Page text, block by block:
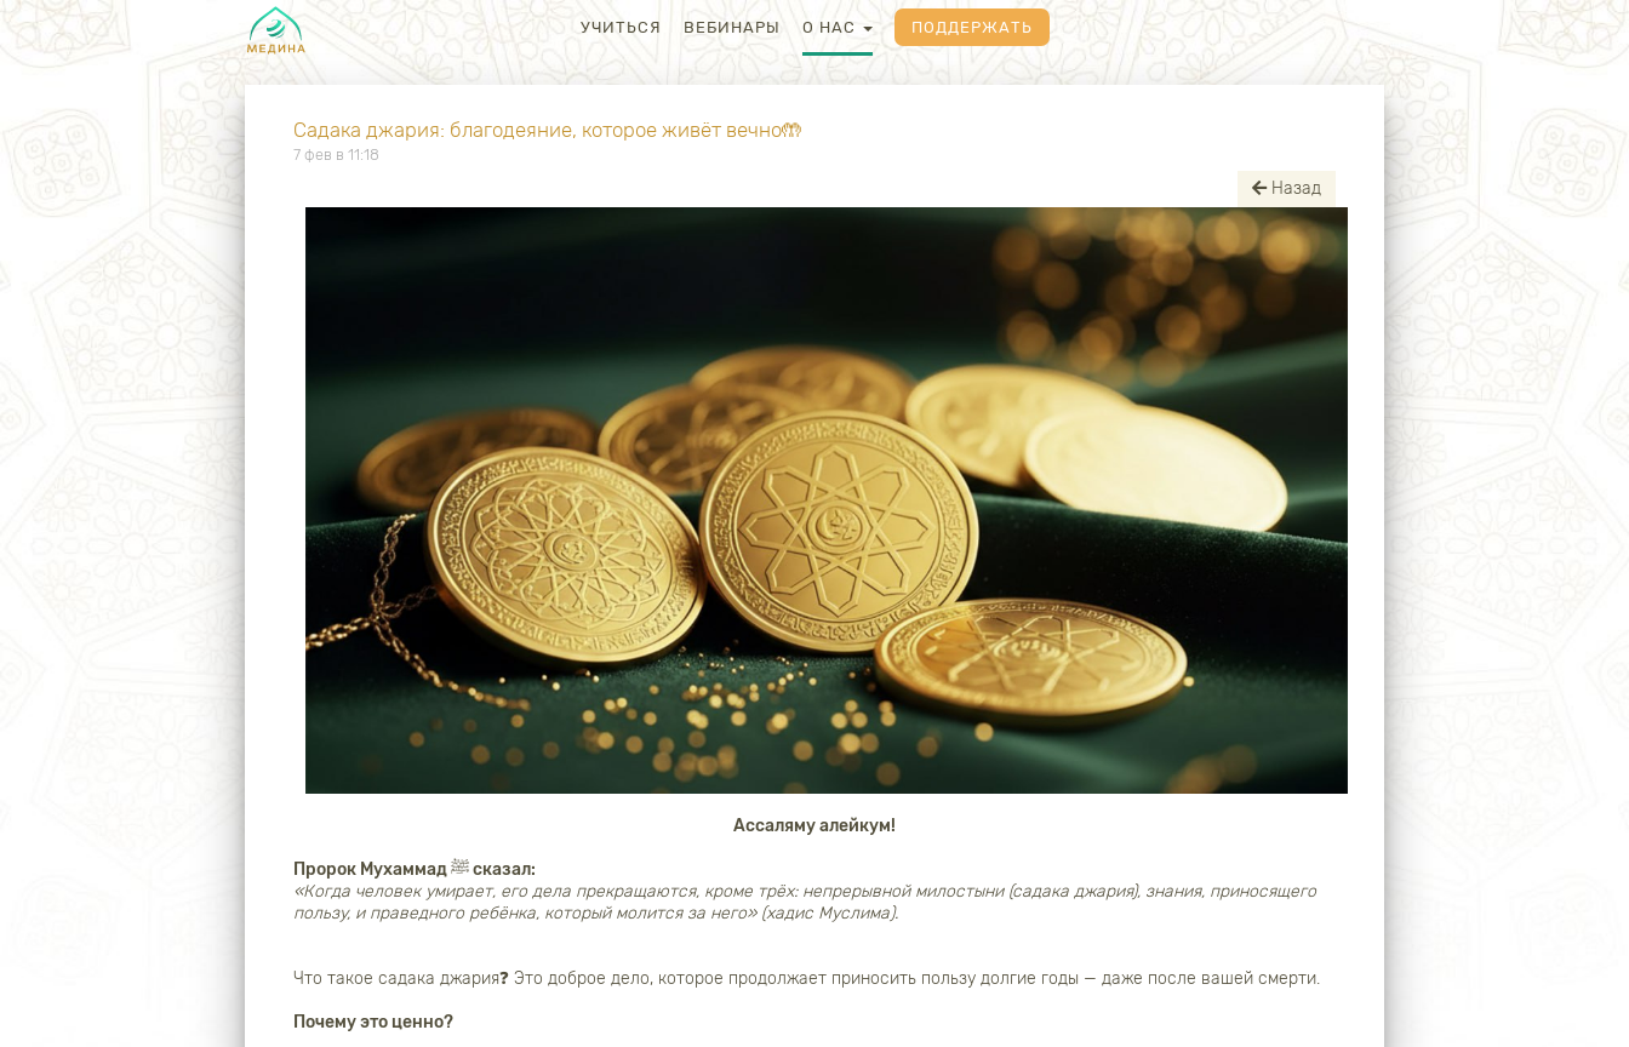
УЧИТЬСЯ ВЕБИНАРЫ О НАС ПОДДЕРЖАТЬ
Садака джария: благодеяние, которое живёт вечно🤲
7 фев в 11:18
Назад
Ассаляму алейкум!
Пророк Мухаммад ﷺ сказал:
«Когда человек умирает, его дела прекращаются, кроме трёх: непрерывной милостыни (садака джария), знания, приносящего
пользу, и праведного ребёнка, который молится за него» (хадис Муслима).
Что такое садака джария❓ Это доброе дело, которое продолжает приносить пользу долгие годы — даже после вашей смерти.
Почему это ценно?